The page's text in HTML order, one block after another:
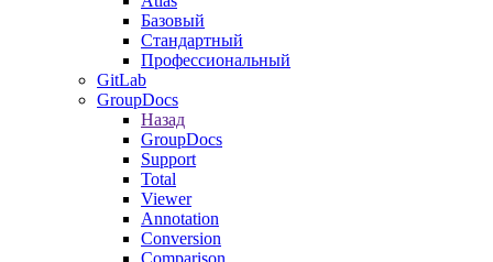
Базовый
Стандартный
Профессиональный
GitLab
GroupDocs
Назад
GroupDocs
Support
Total
Viewer
Annotation
Conversion
Comparison